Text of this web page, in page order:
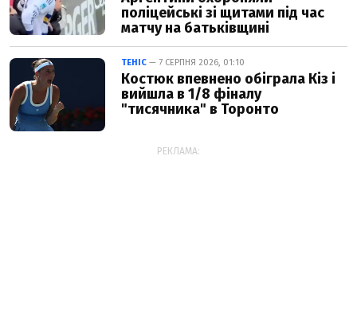
поліцейські зі щитами під час
матчу на батьківщині
ТЕНІС — 7 СЕРПНЯ 2026, 01:10
Костюк впевнено обіграла Кіз і
вийшла в 1/8 фіналу
"тисячника" в Торонто
РЕКЛАМА: